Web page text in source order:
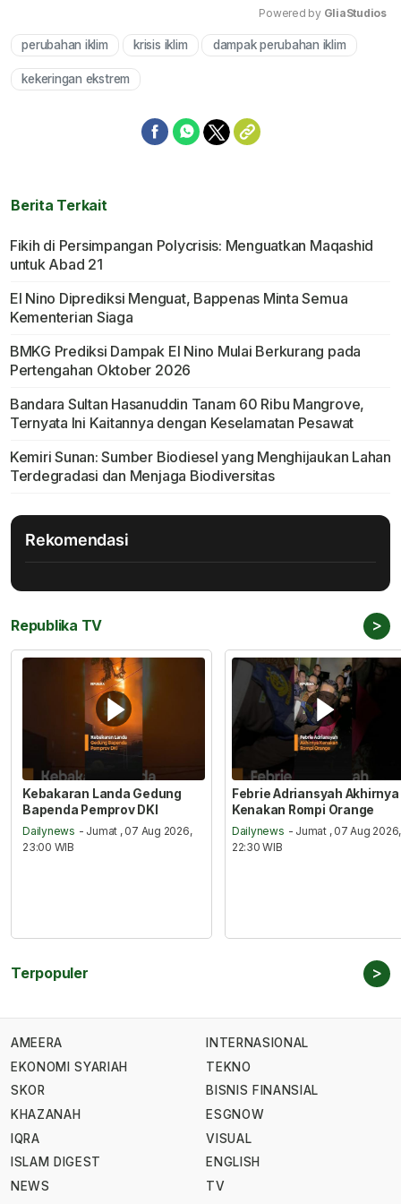
Mute
Powered by GliaStudios
perubahan iklim krisis iklim dampak perubahan iklim
kekeringan ekstrem
Berita Terkait
Fikih di Persimpangan Polycrisis: Menguatkan Maqashid
untuk Abad 21
El Nino Diprediksi Menguat, Bappenas Minta Semua
Kementerian Siaga
BMKG Prediksi Dampak El Nino Mulai Berkurang pada
Pertengahan Oktober 2026
Bandara Sultan Hasanuddin Tanam 60 Ribu Mangrove,
Ternyata Ini Kaitannya dengan Keselamatan Pesawat
Kemiri Sunan: Sumber Biodiesel yang Menghijaukan Lahan
Terdegradasi dan Menjaga Biodiversitas
Rekomendasi
Republika TV >
Kebakaran Landa Gedung
Bapenda Pemprov DKI
Dailynews - Jumat , 07 Aug 2026,
23:00 WIB
Febrie Adriansyah Akhirnya
Kenakan Rompi Orange
Dailynews - Jumat , 07 Aug 2026,
22:30 WIB
Terpopuler >
AMEERA
EKONOMI SYARIAH
SKOR
KHAZANAH
IQRA
ISLAM DIGEST
NEWS
INTERNASIONAL
TEKNO
BISNIS FINANSIAL
ESGNOW
VISUAL
ENGLISH
TV